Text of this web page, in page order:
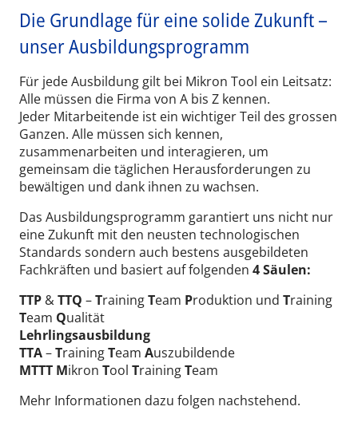
Die Grundlage für eine solide Zukunft –
unser Ausbildungsprogramm
Für jede Ausbildung gilt bei Mikron Tool ein Leitsatz:
Alle müssen die Firma von A bis Z kennen.
Jeder Mitarbeitende ist ein wichtiger Teil des grossen
Ganzen. Alle müssen sich kennen,
zusammenarbeiten und interagieren, um
gemeinsam die täglichen Herausforderungen zu
bewältigen und dank ihnen zu wachsen.
Das Ausbildungsprogramm garantiert uns nicht nur
eine Zukunft mit den neusten technologischen
Standards sondern auch bestens ausgebildeten
Fachkräften und basiert auf folgenden 4 Säulen:
TTP &TTQ –TrainingTeam Produktion und Training
Team Qualität
Lehrlingsausbildung
TTA–TrainingTeam Auszubildende
MTTT Mikron Tool TrainingTeam
Mehr Informationen dazu folgen nachstehend.